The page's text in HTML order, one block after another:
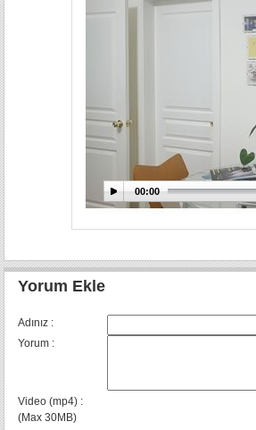
00:00
Yorum Ekle
Adınız :
Yorum :
Video (mp4) :
(Max 30MB)